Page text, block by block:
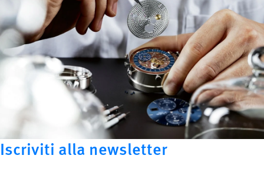
Iscriviti alla newsletter